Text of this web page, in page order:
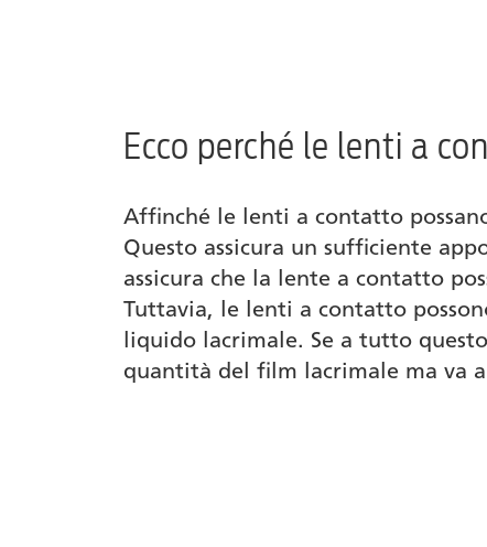
Prodotti
Ecco perché le lenti a
Affinché le lenti a contatto
Questo assicura un sufficiente
assicura che la lente a contatto
Tuttavia, le lenti a contatto
liquido lacrimale. Se a tutto
quantità del film lacrimale ma va